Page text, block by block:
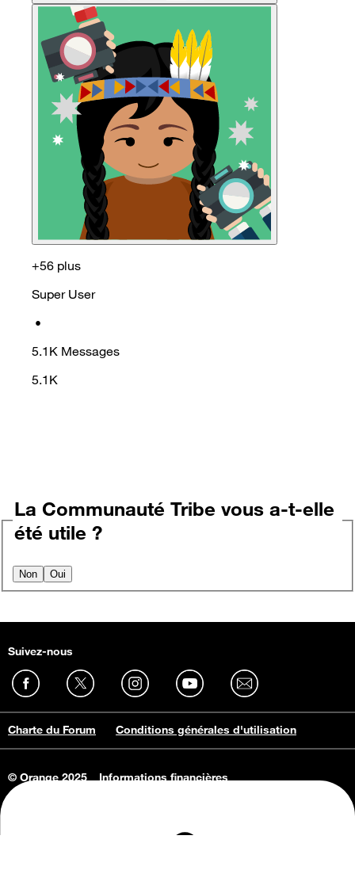
+56 plus
Super User
•
5.1K Messages
5.1K
La Communauté Tribe vous a-t-elle
été utile ?
Non Oui
Suivez-nous
Charte du Forum Conditions générales d'utilisation
© Orange 2025
Informations financières